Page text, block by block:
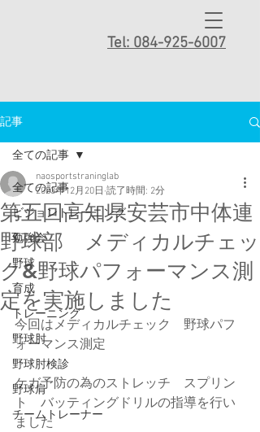
Tel: 084-925-6007
記事
全ての記事
ビジョントレーニング
勉強会
野球
育成
トレーニング
野球肘
野球肘検診
野球肩
チームトレーナー
全ての記事
第五回高知県安芸市中体連
野球部 メディカルチェッ
ク&野球パフォーマンス測
定を実施しました
naosportstraninglab
2023年12月20日 読了時間: 2分
今回はメディカルチェック　野球パフ
ォーマンス測定
ケガ予防の為のストレッチ　スプリン
ト　バッティングドリルの指導を行い
ました